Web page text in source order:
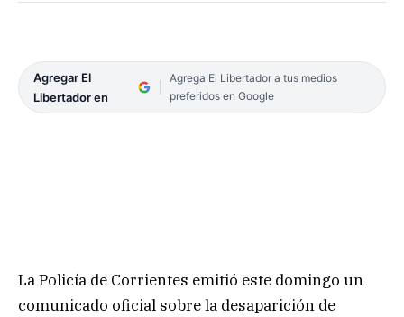
Agregar El
Libertador en
Agrega El Libertador a tus medios
preferidos en Google
La Policía de Corrientes emitió este domingo un
comunicado oficial sobre la desaparición de